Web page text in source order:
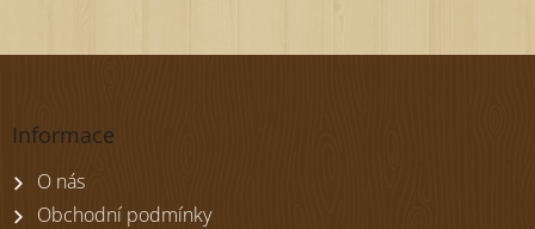
Z
Informace
O nás
Obchodní podmínky